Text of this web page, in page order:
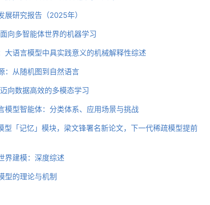
展研究报告（2025年）
向多智能体世界的机器学习
大语言模型中具实践意义的机械解释性综述
：从随机图到自然语言
向数据高效的多模态学习
模型智能体：分类体系、应用场景与挑战
型「记忆」模块，梁文锋署名新论文，下一代稀疏模型提前
界建模：深度综述
型的理论与机制